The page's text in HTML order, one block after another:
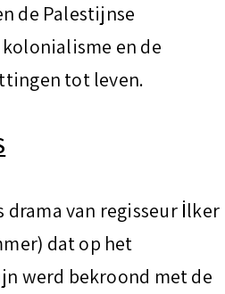
de Palestijnse
en de
tot leven.
drama van regisseur İlker
dat op het
werd bekroond met de